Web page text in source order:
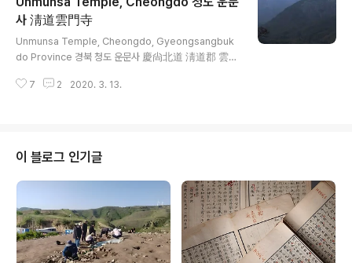
사 淸道雲門寺
Unmunsa Temple, Cheongdo, Gyeongsangbuk
do Province 경북 청도 운문사 慶尙北道 淸道郡 雲門
踞山 (507 meters), Unmunsa is a Buddhist templ
changed its name to Daejakgap-sa 대작갑사 大鵲
岬寺 around the end of Silla. The current name
was fi..
7 2 2020. 3. 13.
이 블로그 인기글